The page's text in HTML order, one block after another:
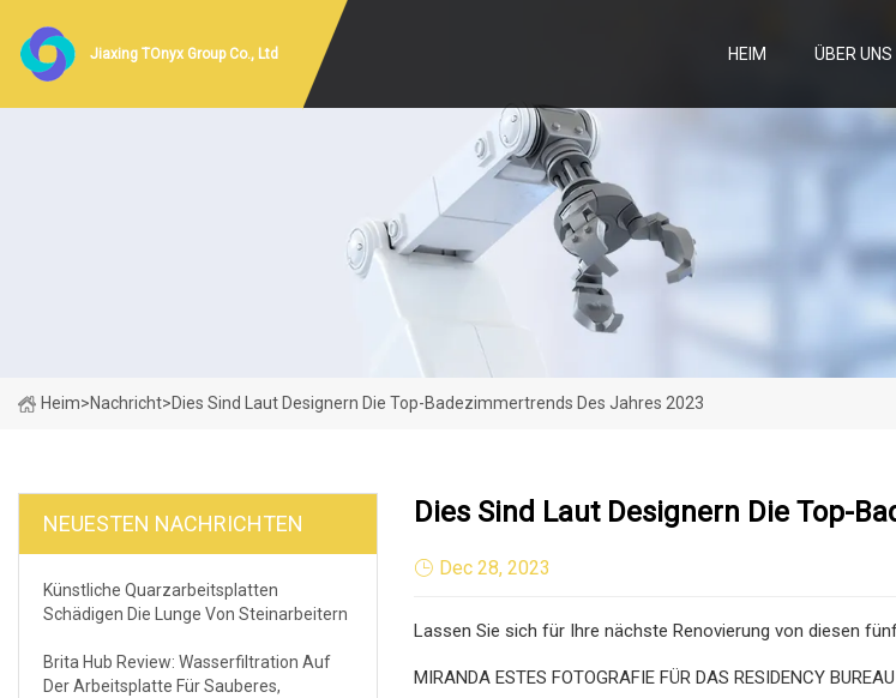
Jiaxing TOnyx Group Co., Ltd HEIM ÜBER UNS
Heim>Nachricht>Dies Sind Laut Designern Die Top-Badezimmertrends Des Jahres 2023
NEUESTEN NACHRICHTEN
Künstliche Quarzarbeitsplatten
Schädigen Die Lunge Von Steinarbeitern
Brita Hub Review: Wasserfiltration Auf
Der Arbeitsplatte Für Sauberes,
Dies Sind Laut Designern Die Top-
Dec 28, 2023
Lassen Sie sich für Ihre nächste Renovierung von diesen
MIRANDA ESTES FOTOGRAFIE FÜR DAS RESIDENCY BUREAU